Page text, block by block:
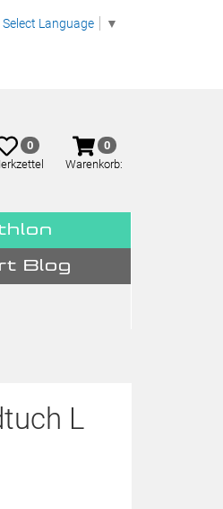
Select Language ▼
aufklappen
0
Warenkorb
aufklappen
0
Warenkorb:
Blog
L